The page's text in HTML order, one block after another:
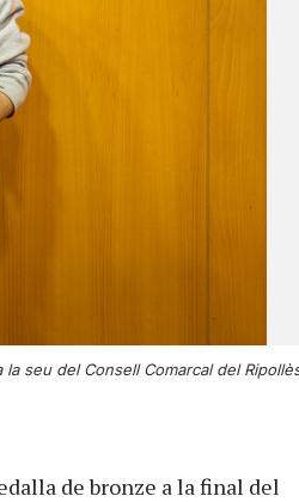
la seu del Consell Comarcal del
de bronze a la final del